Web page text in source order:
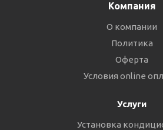
Компания
О компании
Политика
Оферта
Условия online
Услуги
Установка